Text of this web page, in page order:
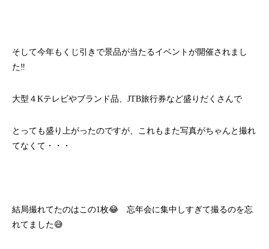
そして今年もくじ引きで景品が当たるイベントが開催されまし
た‼
大型４Kテレビやブランド品、JTB旅行券など盛りだくさんで
とっても盛り上がったのですが、これもまた写真がちゃんと撮れ
てなくて・・・
結局撮れてたのはこの1枚😂 忘年会に集中しすぎて撮るのを忘
れてました😅